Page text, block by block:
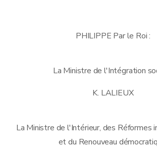
PHILIPPE Par le Roi :
La Ministre de l'Intégration
K. LALIEUX
La Ministre de l'Intérieur, des Réformes
et du Renouveau